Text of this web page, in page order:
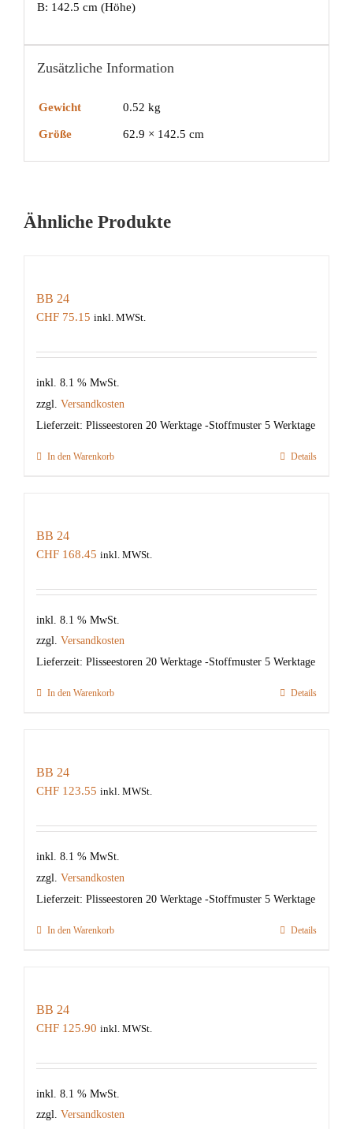
B: 142.5 cm (Höhe)
Zusätzliche Information
Gewicht 0.52 kg
Größe 62.9 × 142.5 cm
Ähnliche Produkte
BB 24
CHF 75.15 inkl. MWSt.
inkl. 8.1 % MwSt.
zzgl. Versandkosten
Lieferzeit: Plisseestoren 20 Werktage -Stoffmuster 5 Werktage
In den Warenkorb Details
BB 24
CHF 168.45 inkl. MWSt.
inkl. 8.1 % MwSt.
zzgl. Versandkosten
Lieferzeit: Plisseestoren 20 Werktage -Stoffmuster 5 Werktage
In den Warenkorb Details
BB 24
CHF 123.55 inkl. MWSt.
inkl. 8.1 % MwSt.
zzgl. Versandkosten
Lieferzeit: Plisseestoren 20 Werktage -Stoffmuster 5 Werktage
In den Warenkorb Details
BB 24
CHF 125.90 inkl. MWSt.
inkl. 8.1 % MwSt.
zzgl. Versandkosten